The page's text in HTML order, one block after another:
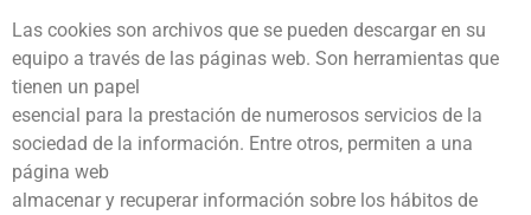
Las cookies son archivos que se pueden descargar en su
equipo a través de las páginas web. Son herramientas que
tienen un papel
esencial para la prestación de numerosos servicios de la
sociedad de la información. Entre otros, permiten a una
página web
almacenar y recuperar información sobre los hábitos de